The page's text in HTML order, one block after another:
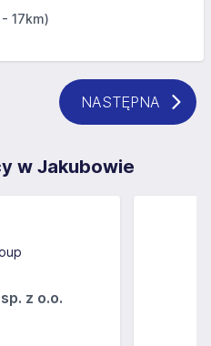
17km)
NASTĘPNA
w Jakubowie
z o.o.